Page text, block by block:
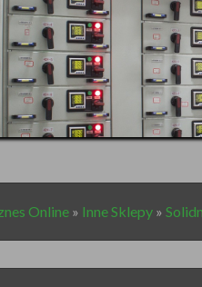
Online » Inne Sklepy »